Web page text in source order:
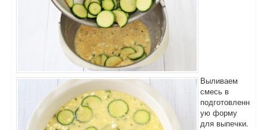
Выливаем
смесь в
подготовленн
ую форму
для выпечки.